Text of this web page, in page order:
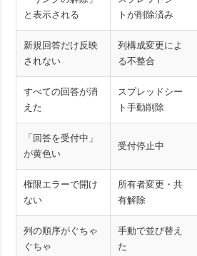
と表示される
トが削除済み
新規回答だけ反映
されない
列構成変更によ
る不整合
すべての回答が消
えた
スプレッドシー
ト手動削除
「回答を受付中」
が黄色い
受付停止中
権限エラーで開け
ない
所有者変更・共
有解除
列の順序がぐちゃ
ぐちゃ
手動で並び替え
た